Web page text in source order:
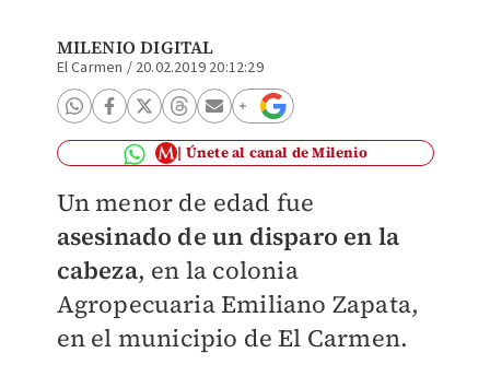
MILENIO DIGITAL
El Carmen / 20.02.2019 20:12:29
Únete al canal de Milenio
Un menor de edad fue
asesinado de un disparo en la
cabeza, en la colonia
Agropecuaria Emiliano Zapata,
en el municipio de El Carmen.